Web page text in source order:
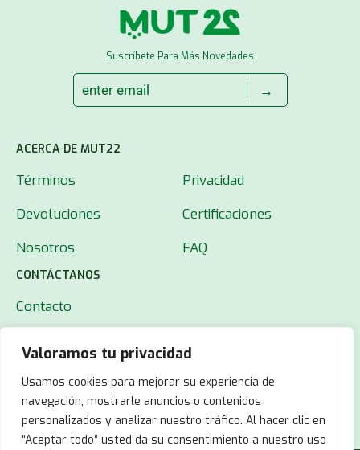
Valoramos tu privacidad
Usamos cookies para mejorar su experiencia de
navegación, mostrarle anuncios o contenidos
personalizados y analizar nuestro tráfico. Al hacer clic en
“Aceptar todo” usted da su consentimiento a nuestro uso
Suscríbete Para Más Novedades
→
ACERCA DE MUT22
Términos
Privacidad
Devoluciones
Certificaciones
Nosotros
FAQ
CONTÁCTANOS
Contacto